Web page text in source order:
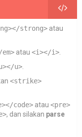
strong> atau
atau <i></i>.
u>.
<strike>
code> atau <pre>
, dan silakan parse